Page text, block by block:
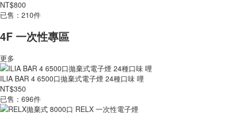
NT$800
已售：210件
4F 一次性專區
更多
ILIA BAR 4 6500口拋棄式電子煙 24種口味 哩
NT$350
已售：696件